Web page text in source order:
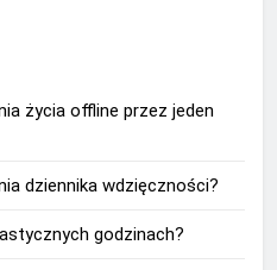
życia offline przez jeden
dziennika wdzięczności?
godzinach?